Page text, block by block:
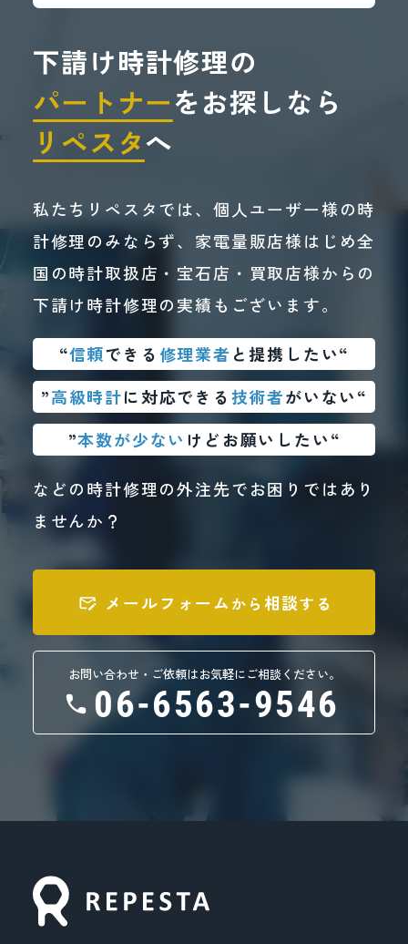
下請け時計修理の
パートナーをお探しなら
リペスタへ
私たちリペスタでは、個人ユーザー様の時
計修理のみならず、家電量販店様はじめ全
国の時計取扱店・宝石店・買取店様からの
下請け時計修理の実績もございます。
“信頼できる 修理業者と提携したい“
”高級時計に対応できる技術者がいない“
”本数が少ない けどお願いしたい“
などの時計修理の外注先でお困りではあり
ませんか？
メールフォーム から 相談する
お問い合わせ・ご依頼はお気軽にご相談ください。
06-6563-9546